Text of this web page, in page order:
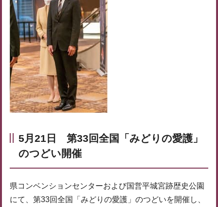
5月21日 第33回全国「みどりの愛護」
のつどい開催
県コンベンションセンターおよび国営平城宮跡歴史公園
にて、第33回全国「みどりの愛護」のつどいを開催し、